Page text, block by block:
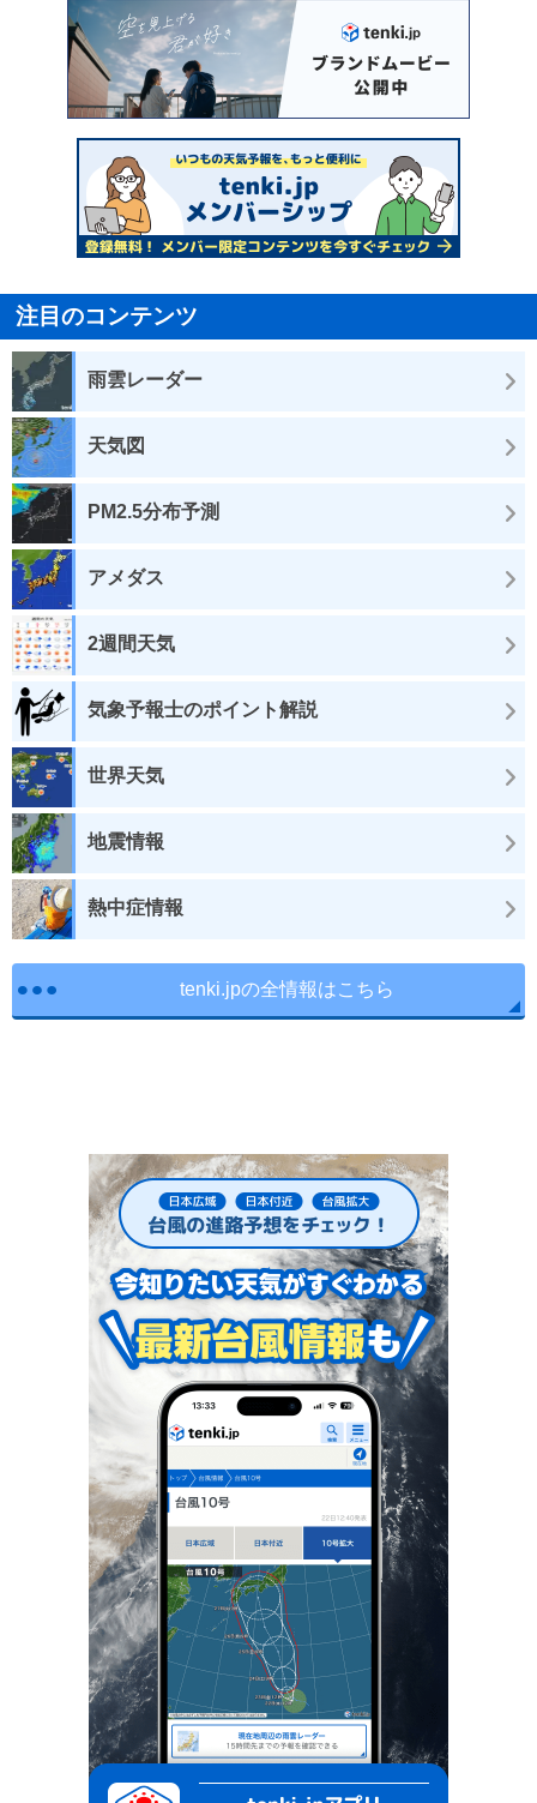
注目のコンテンツ
雨雲レーダー
天気図
PM2.5分布予測
アメダス
2週間天気
気象予報士のポイント解説
世界天気
地震情報
熱中症情報
tenki.jpの全情報はこちら